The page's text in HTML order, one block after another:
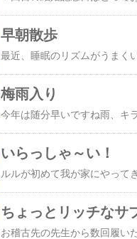
早朝散歩
梅雨入り
いらっしゃ～い！
ルルが初めて我が家にやって
ちょっとリッチなサ